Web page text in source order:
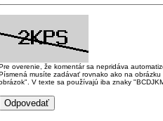
overenie, že komentár sa nepridáva
musíte zadávať rovnako ako na
V texte sa používajú iba znaky